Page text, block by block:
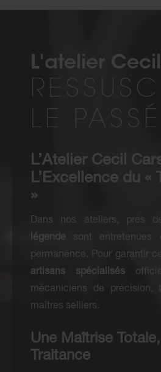
L'atelier
LE PASSÉ
L’Atelier Cecil
L’Excellence du «
»
Dans nos ateliers, près
légende sont entretenues
permanence. Pour garantir
artisans spécialisés
mécaniciens de précision,
maîtres selliers.
Une Maîtrise
Traitance